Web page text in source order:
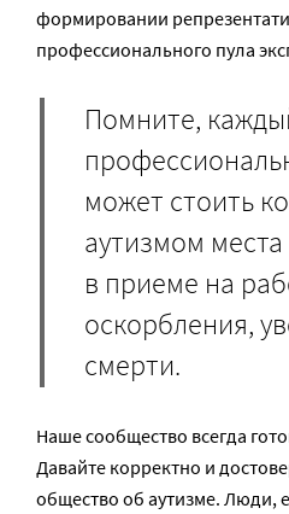
формировании
профессионального пула
Помните,
может стоить
аутизмом
в приеме на
оскорбления,
смерти.
Наше сообщество всегда
Давайте корректно и
общество об аутизме. Люди,